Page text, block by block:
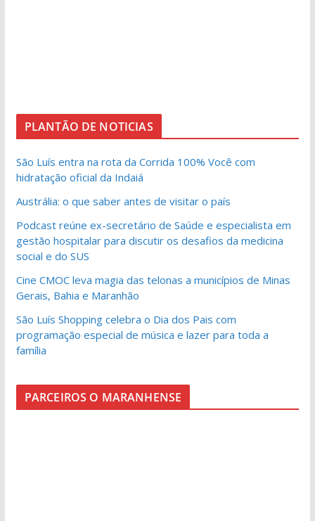
PLANTÃO DE NOTICIAS
São Luís entra na rota da Corrida 100% Você com
hidratação oficial da Indaiá
Austrália: o que saber antes de visitar o país
Podcast reúne ex-secretário de Saúde e especialista em
gestão hospitalar para discutir os desafios da medicina
social e do SUS
Cine CMOC leva magia das telonas a municípios de Minas
Gerais, Bahia e Maranhão
São Luís Shopping celebra o Dia dos Pais com
programação especial de música e lazer para toda a
família
PARCEIROS O MARANHENSE